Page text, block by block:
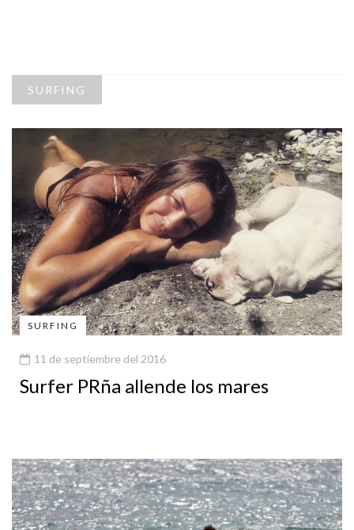
SURFING
SURFING
11 de septiembre del 2016
Surfer PRña allende los mares